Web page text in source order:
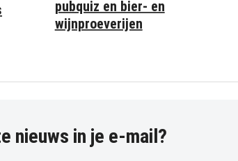
pubquiz en bier- en
wijnproeverijen
nieuws in je e-mail?